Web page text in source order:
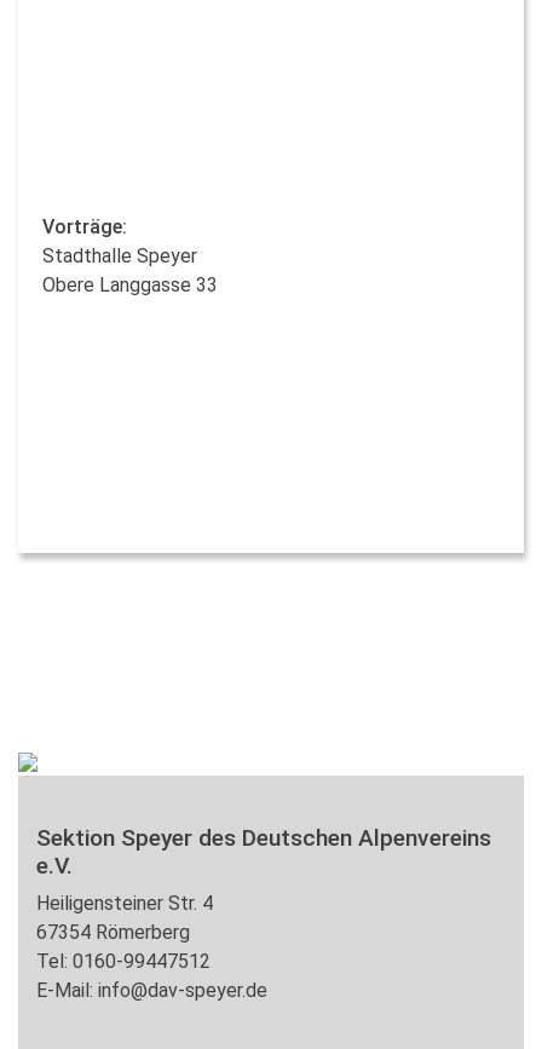
Vorträge:
Stadthalle Speyer
Obere Langgasse 33
Sektion Speyer des Deutschen Alpenvereins
e.V.
Heiligensteiner Str. 4
67354 Römerberg
Tel: 0160-99447512
E-Mail: info@dav-speyer.de